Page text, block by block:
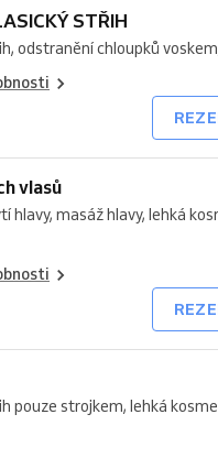
STŘIH
odstranění chloupků
vlasů
hlavy, masáž hlavy, lehká
pouze strojkem, lehká